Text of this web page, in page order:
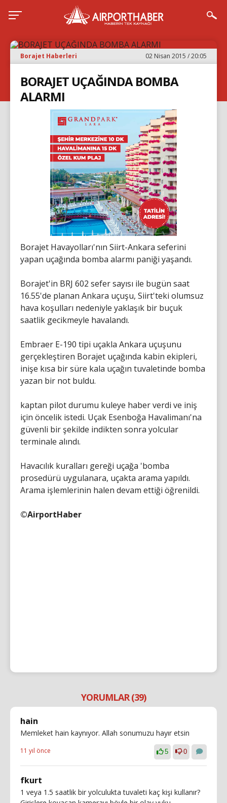
Borajet Haberleri 02 Nisan 2015 / 20:05
BORAJET UÇAĞINDA BOMBA
ALARMI
Borajet Havayolları'nın Siirt-Ankara seferini
yapan uçağında bomba alarmı paniği yaşandı.
Borajet'in BRJ 602 sefer sayısı ile bugün saat
16.55'de planan Ankara uçuşu, Siirt'teki olumsuz
hava koşulları nedeniyle yaklaşık bir buçuk
saatlik gecikmeyle havalandı.
Embraer E-190 tipi uçakla Ankara uçuşunu
gerçekleştiren Borajet uçağında kabin ekipleri,
inişe kısa bir süre kala uçağın tuvaletinde bomba
yazan bir not buldu.
kaptan pilot durumu kuleye haber verdi ve iniş
için öncelik istedi. Uçak Esenboğa Havalimanı'na
güvenli bir şekilde indikten sonra yolcular
terminale alındı.
Havacılık kuralları gereği uçağa 'bomba
prosedürü uygulanara, uçakta arama yapıldı.
Arama işlemlerinin halen devam ettiği öğrenildi.
©AirportHaber
YORUMLAR (39)
hain
Memleket hain kaynıyor. Allah sonumuzu hayır etsin
11 yıl önce 5 0
fkurt
1 veya 1.5 saatlik bir yolculukta tuvaleti kaç kişi kullanır?